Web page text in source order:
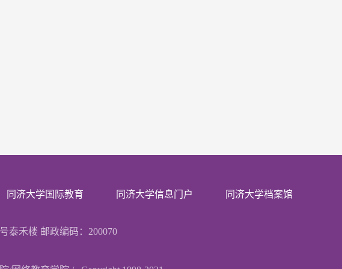
同济大学国际教育 同济大学信息门户 同济大学档案馆
泰禾楼 邮政编码：200070